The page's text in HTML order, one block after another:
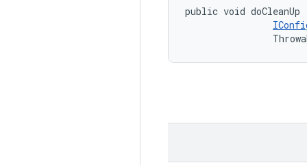
public void doCleanUp